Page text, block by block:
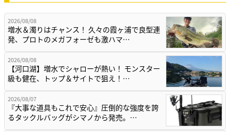
2026/08/08
増水＆濁りはチャンス！ 久々の霞ヶ浦で良型連
発、プロトのメガフォーゼも激ハマ…
2026/08/08
【河口湖】増水でシャローが熱い！ モンスター
級も健在、トップ＆サイトで狙え！…
2026/08/07
『大事な道具もこれで安心』圧倒的な強度を誇
るタックルバッグがシマノから発売。…